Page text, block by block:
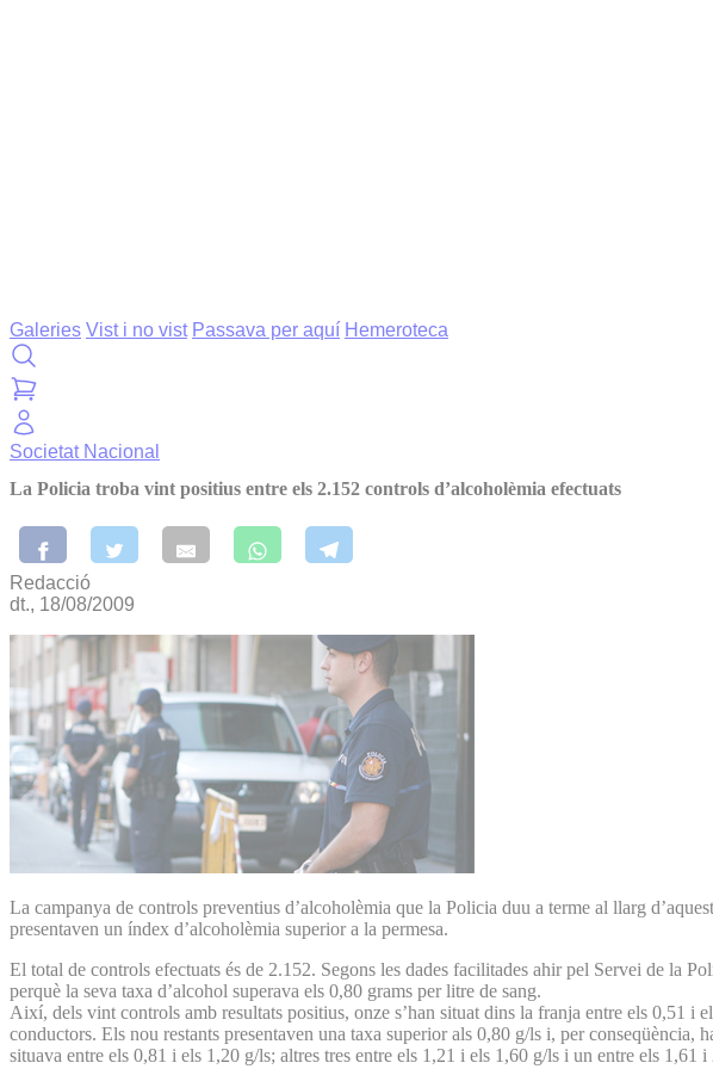
Galeries Vist i no vist Passava per aquí Hemeroteca
Societat Nacional
La Policia troba vint positius entre els 2.152 controls d’alcoholèmia efectuats
Redacció
dt., 18/08/2009
La campanya de controls preventius d’alcoholèmia que la Policia duu a terme al llarg
presentaven un índex d’alcoholèmia superior a la permesa.
El total de controls efectuats és de 2.152. Segons les dades facilitades ahir pel Servei de la
perquè la seva taxa d’alcohol superava els 0,80 grams per litre de sang.
Així, dels vint controls amb resultats positius, onze s’han situat dins la franja entre els 0,51 i
conductors. Els nou restants presentaven una taxa superior als 0,80 g/ls i, per
situava entre els 0,81 i els 1,20 g/ls; altres tres entre els 1,21 i els 1,60 g/ls i un entre els 1,61